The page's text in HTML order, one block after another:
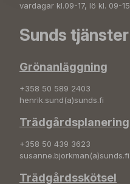
vardagar kl.09-17, lö kl. 09-15
Sunds tjänster
Grönanläggning
+358 50 589 2403
henrik.sund(a)sunds.fi
Trädgårdsplanering
+358 50 439 3623
susanne.bjorkman(a)sunds.fi
Trädgårdsskötsel